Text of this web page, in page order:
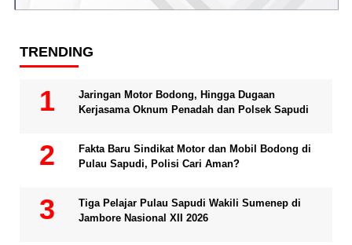
TRENDING
Jaringan Motor Bodong, Hingga Dugaan
Kerjasama Oknum Penadah dan Polsek Sapudi
Fakta Baru Sindikat Motor dan Mobil Bodong di
Pulau Sapudi, Polisi Cari Aman?
Tiga Pelajar Pulau Sapudi Wakili Sumenep di
Jambore Nasional XII 2026